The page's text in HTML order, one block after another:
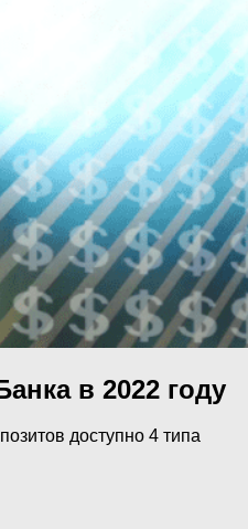
в 2022 году
доступно 4 типа